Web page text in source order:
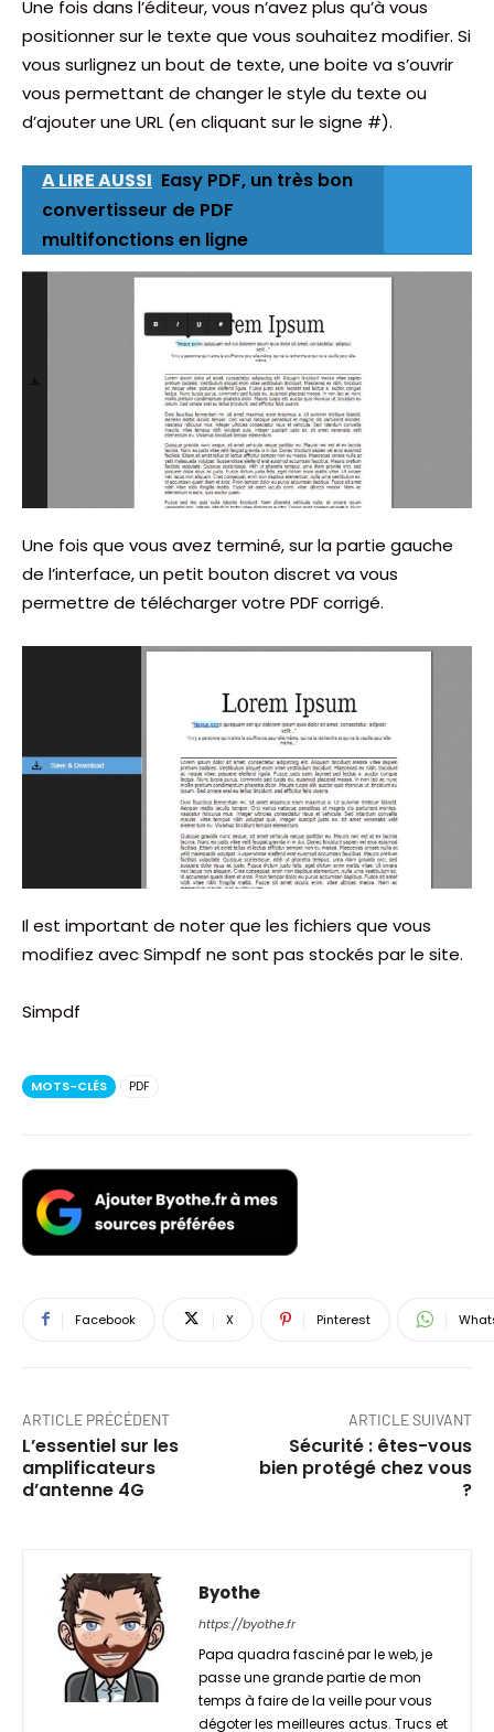
Une fois dans l’éditeur, vous n’avez plus qu’à vous
positionner sur le texte que vous souhaitez modifier. Si
vous surlignez un bout de texte, une boite va s’ouvrir
vous permettant de changer le style du texte ou
d’ajouter une URL (en cliquant sur le signe #).
A LIRE AUSSI Easy PDF, un très bon
convertisseur de PDF
multifonctions en ligne
Une fois que vous avez terminé, sur la partie gauche
de l’interface, un petit bouton discret va vous
permettre de télécharger votre PDF corrigé.
Il est important de noter que les fichiers que vous
modifiez avec Simpdf ne sont pas stockés par le site.
Simpdf
MOTS-CLÉS PDF
Facebook X Pinterest
ARTICLE PRÉCÉDENT
L’essentiel sur les
amplificateurs
d’antenne 4G
ARTICLE SUIVANT
Sécurité : êtes-vous
bien protégé chez vous
?
Byothe
https://byothe.fr
Papa quadra fasciné par le web, je
passe une grande partie de mon
temps à faire de la veille pour vous
dégoter les meilleures actus. Trucs et